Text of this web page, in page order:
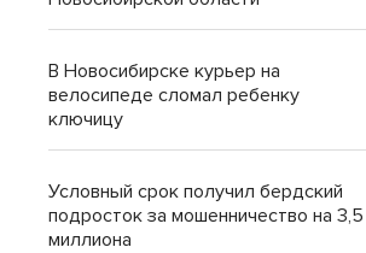
В Новосибирске курьер на
велосипеде сломал ребенку
ключицу
Условный срок получил бердский
подросток за мошенничество на 3,5
миллиона